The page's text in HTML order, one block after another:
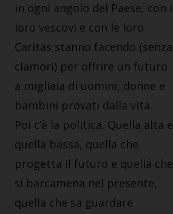
in ogni angolo del Paese, con i
loro vescovi e con le loro
Caritas stanno facendo (senza
clamori) per offrire un futuro
a migliaia di uomini, donne e
bambini provati dalla vita.
Poi c’è la politica. Quella alta e
quella bassa, quella che
progetta il futuro e quella che
si barcamena nel presente,
quella che sa guardare